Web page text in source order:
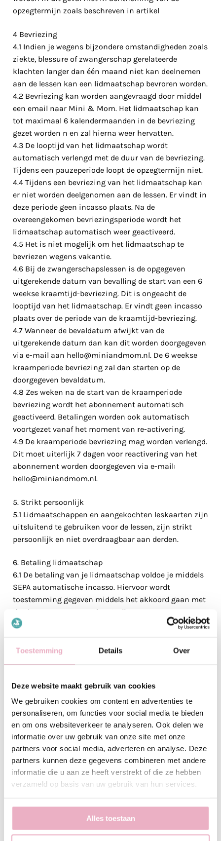
Toestemming Details Over
Deze website maakt gebruik van cookies
We gebruiken cookies om content en advertenties te
personaliseren, om functies voor social media te bieden
en om ons websiteverkeer te analyseren. Ook delen we
informatie over uw gebruik van onze site met onze
partners voor social media, adverteren en analyse. Deze
partners kunnen deze gegevens combineren met andere
informatie die u aan ze heeft verstrekt of die ze hebben
verzameld op basis van uw gebruik van hun services.
Alles toestaan
opzegtermijn zoals beschreven in artikel
4 Bevriezing
4.1 Indien je wegens bijzondere omstandigheden zoals
ziekte, blessure of zwangerschap gerelateerde
klachten langer dan één maand niet kan deelnemen
aan de lessen kan een lidmaatschap bevroren worden.
4.2 Bevriezing kan worden aangevraagd door middel
een email naar Mini & Mom. Het lidmaatschap kan
tot maximaal 6 kalendermaanden in de bevriezing
gezet worden n en zal hierna weer hervatten.
4.3 De looptijd van het lidmaatschap wordt
automatisch verlengd met de duur van de bevriezing.
Tijdens een pauzeperiode loopt de opzegtermijn niet.
4.4 Tijdens een bevriezing van het lidmaatschap kan
er niet worden deelgenomen aan de lessen. Er vindt in
deze periode geen incasso plaats. Na de
overeengekomen bevriezingsperiode wordt het
lidmaatschap automatisch weer geactiveerd.
4.5 Het is niet mogelijk om het lidmaatschap te
bevriezen wegens vakantie.
4.6 Bij de zwangerschapslessen is de opgegeven
uitgerekende datum van bevalling de start van een 6
weekse kraamtijd-bevriezing. Dit is ongeacht de
looptijd van het lidmaatschap. Er vindt geen incasso
plaats over de periode van de kraamtijd-bevriezing.
4.7 Wanneer de bevaldatum afwijkt van de
uitgerekende datum dan kan dit worden doorgegeven
via e-mail aan hello@miniandmom.nl. De 6 weekse
kraamperiode bevriezing zal dan starten op de
doorgegeven bevaldatum.
4.8 Zes weken na de start van de kraamperiode
bevriezing wordt het abonnement automatisch
geactiveerd. Betalingen worden ook automatisch
voortgezet vanaf het moment van re-activering.
4.9 De kraamperiode bevriezing mag worden verlengd.
Dit moet uiterlijk 7 dagen voor reactivering van het
abonnement worden doorgegeven via e-mail:
hello@miniandmom.nl.
5. Strikt persoonlijk
5.1 Lidmaatschappen en aangekochten leskaarten zijn
uitsluitend te gebruiken voor de lessen, zijn strikt
persoonlijk en niet overdraagbaar aan derden.
6. Betaling lidmaatschap
6.1 De betaling van je lidmaatschap voldoe je middels
SEPA automatische incasso. Hiervoor wordt
toestemming gegeven middels het akkoord gaan met
de algemene voorwaarden. Je dient er zorg voor te
dragen dat er voldoende saldo op de rekening staat
6.2 Deelname aan de lessen van Mini & Mom wordt
6.3 Bij een tweede herinnering wordt €40 aan
wettelijke incasso in rekening gebracht.
6.4 Mini & Mom is gerechtigd bij een
betalingsachterstand en indien het lid geen gehoor
heeft gegeven aan een gestuurde ingebrekestelling
het lidmaatschap op te zeggen, zonder dat de
betalingsverplichting komt te vervallen.
6.5 De incasso van verschuldigde bedragen die niet
worden voldaan binnen de door Mini & Mom gestelde
incassokantoor. Alle gerechtelijke en
buitengerechtelijke (incasso)kosten die Mini & Mom
moet maken als gevolg van de niet-nakoming, komen